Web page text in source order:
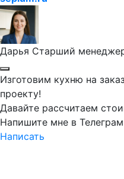
Дарья Старший
Изготовим кухню на
проекту!
Давайте рассчитаем
Напишите мне в
Написать